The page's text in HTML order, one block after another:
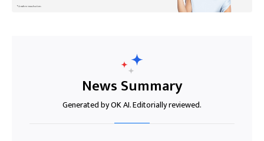
News Summary
Generated by OK AI. Editorially reviewed.